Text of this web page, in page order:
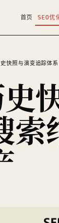
首页 SEO优
快照与演变追踪体
索